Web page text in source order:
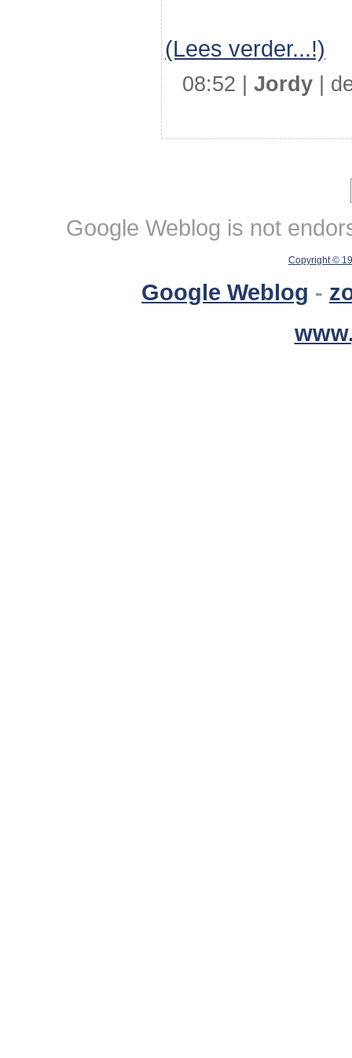
(Lees verder...!)
08:52 | Jordy |
Google Weblog is not
Copyright ©
Google Weblog -